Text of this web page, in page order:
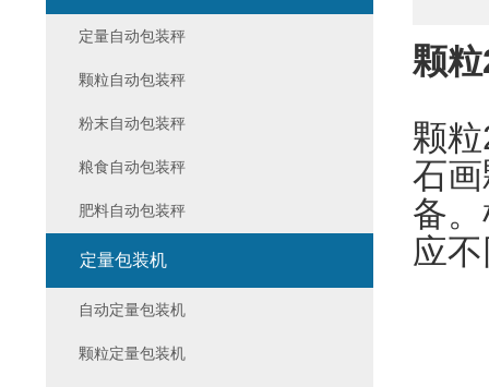
颗
颗
石
备
应
定量自动包装秤
颗粒自动包装秤
粉末自动包装秤
粮食自动包装秤
肥料自动包装秤
定量包装机
自动定量包装机
颗粒定量包装机